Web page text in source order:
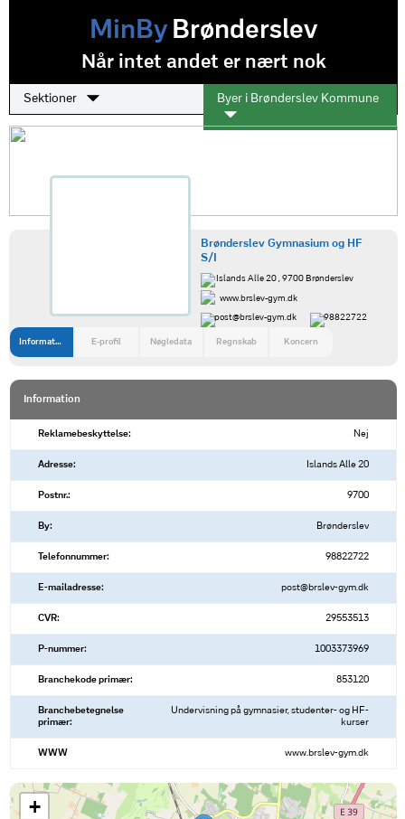
MinByBrønderslev
Når intet andet er nært nok
Sektioner Byer i Brønderslev Kommune
Brønderslev Gymnasium og HF
S/I
Islands Alle 20 , 9700 Brønderslev
www.brslev-gym.dk
post@brslev-gym.dk
98822722
Information E-profil Nøgledata Regnskab Koncern
Information
Reklamebeskyttelse: Nej
Adresse: Islands Alle 20
Postnr.: 9700
By: Brønderslev
Telefonnummer: 98822722
E-mailadresse: post@brslev-gym.dk
CVR: 29553513
P-nummer: 1003373969
Branchekode primær: 853120
Branchebetegnelse
primær:
Undervisning på gymnasier, studenter- og HF-
kurser
WWW www.brslev-gym.dk
+